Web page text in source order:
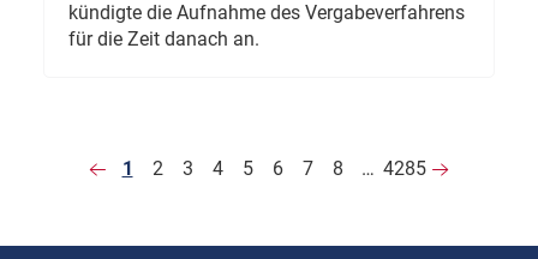
kündigte die Aufnahme des Vergabeverfahrens
für die Zeit danach an.
1 2 3 4 5 6 7 8 … 4285